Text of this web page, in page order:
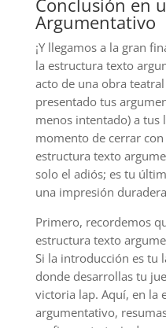
Argumentativo
¡Y llegamos a la gran
la estructura texto
acto de una obra
presentado tus
menos intentado) a tus
momento de cerrar
estructura texto
solo el adiós; es tu
una impresión
Primero, recordemos
estructura texto
Si la introducción es tu
donde desarrollas tu
victoria lap. Aquí, en la
argumentativo,